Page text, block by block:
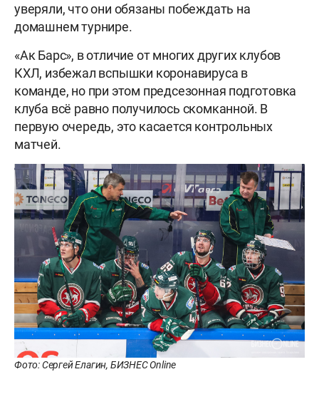
уверяли, что они обязаны побеждать на
домашнем турнире.
«Ак Барс», в отличие от многих других клубов
КХЛ, избежал вспышки коронавируса в
команде, но при этом предсезонная подготовка
клуба всё равно получилось скомканной. В
первую очередь, это касается контрольных
матчей.
Фото: Сергей Елагин, БИЗНЕС Online